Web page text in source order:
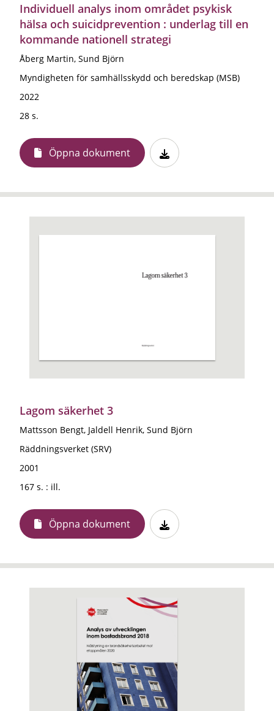
Individuell analys inom området psykisk
hälsa och suicidprevention : underlag till en
kommande nationell strategi
Åberg Martin, Sund Björn
Myndigheten för samhällsskydd och beredskap (MSB)
2022
28 s.
Öppna dokument
Lagom säkerhet 3
Mattsson Bengt, Jaldell Henrik, Sund Björn
Räddningsverket (SRV)
2001
167 s. : ill.
Öppna dokument